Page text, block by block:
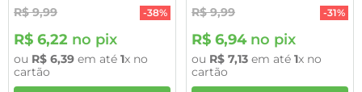
R$ 9,99 -38%
R$ 6,22 no pix
ou R$ 6,39 em até 1x no
cartão
R$ 9,99 -31%
R$ 6,94no pix
ou R$ 7,13 em até 1x no
cartão